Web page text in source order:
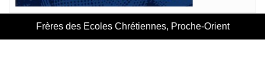
Frères des Ecoles Chrétiennes, Proche-Orient